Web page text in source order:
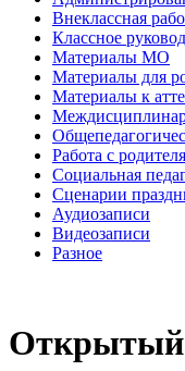
Внеклассная
Классное
Материалы МО
Материалы для
Материалы к
Работа с
Социальная
Сценарии
Аудиозаписи
Видеозаписи
Разное
Открытый